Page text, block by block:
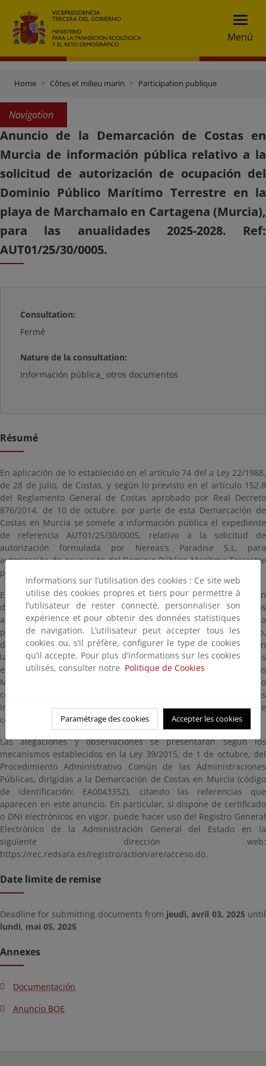
Menú
Home Côtes et milieu marin Participation publique
Navigation
Anuncio de la Demarcación de Costas en
Murcia de información pública relativo a la
solicitud de autorización de ocupación del
Dominio Público Marítimo Terrestre en la
playa de Marchamalo en Cartagena (Murcia),
para las anualidades 2025-2028. Ref:
AUT01/25/30/0005.
Consultation:
Fermé
Nature de la consultation:
Información pública_ otros documentos
Résumé
En aplicación de lo establecido en el artículo 74 del a Ley 22/1988,
de 28 de julio, de Costas, y según lo previsto en el artículo 152.8
del Reglamento General de Costas aprobado por Real Decreto
876/2014, de 10 de octubre, por parte de esta Demarcación de
Costas en Murcia se somete a información pública el expediente
de referencia AUT01/25/30/0005, relativo a la solicitud de
autorización formulada por Nereas’s Paradise S.L, para
autorización de ocupación del Dominio Público Marítimo Terrestre
para las anualidades 2025-2028.
El expediente administrativo de referencia estará a disposición
del público durante un plazo de veinte (20) días hábiles, contados
a partir del día siguiente a aquel en que tenga lugar la
publicación de este anuncio en el Boletín Oficial del Estado,
dentro del cual se puede consultar en esta página, así como en
las oficinas de esta Demarcación de Costas en Murcia, ubicadas
en Avenida Alfonso X “El Sabio”, 6 - 1ª planta, Edificio de Servicios
Múltiples, 30.071, Murcia, en días hábiles y en horario
comprendido entre las 9:00 y las 14:00 horas. Para evitar esperas
innecesarias puede solicitar cita previa través de la dirección de
correo electrónico bzn-dcmurcia@miteco.es.
Las alegaciones y observaciones se presentarán según los
mecanismos establecidos en la Ley 39/2015, de 1 de octubre, del
Procedimiento Administrativo Común de las Administraciones
Públicas, dirigidas a la Demarcación de Costas en Murcia (código
de identificación: EA0043352), citando las referencias que
aparecen en este anuncio. En particular, si dispone de certificado
o DNI electrónicos en vigor, puede hacer uso del Registro General
Electrónico de la Administración General del Estado en la
siguiente dirección web:
https://rec.redsara.es/registro/action/are/acceso.do.
Date limite de remise
Deadline for submitting documents from jeudi, avril 03, 2025until
lundi, mai 05, 2025
Annexes
Documentación
Anuncio BOE
Informations sur l’utilisation des cookies : Ce site web
utilise des cookies propres et tiers pour permettre à
l’utilisateur de rester connecté, personnaliser son
expérience et pour obtenir des données statistiques
de navigation. L’utilisateur peut accepter tous les
cookies ou, s’il préfère, configurer le type de cookies
qu’il accepte. Pour plus d’informations sur les cookies
utilisés, consulter notre Politique de Cookies
Paramétrage des cookies Accepter les cookies